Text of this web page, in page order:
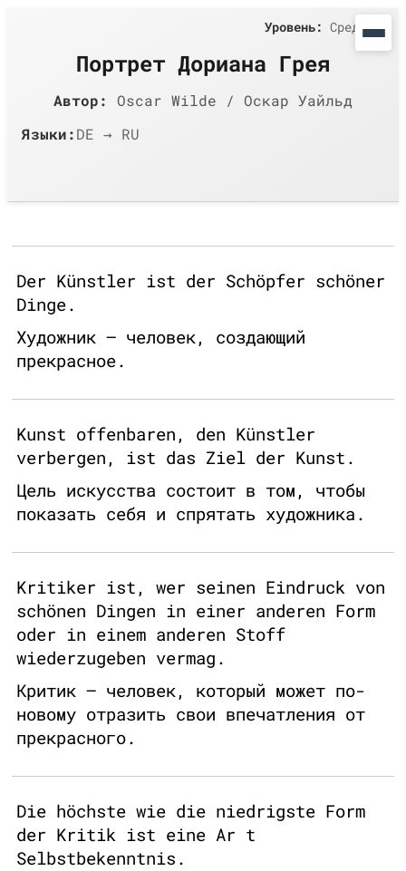
Портрет Дориана Грея
Автор:
Oscar Wilde / Оскар Уайльд
Языки:DE → RU
Уровень: Средний
Der Künstler ist der Schöpfer schöner
Dinge.
Художник – человек, создающий
прекрасное.
Kunst offenbaren, den Künstler
verbergen, ist das Ziel der Kunst.
Цель искусства состоит в том, чтобы
показать себя и спрятать художника.
Kritiker ist, wer seinen Eindruck von
schönen Dingen in einer anderen Form
oder in einem anderen Stoff
wiederzugeben vermag.
Критик – человек, который может по-
новому отразить свои впечатления от
прекрасного.
Die höchste wie die niedrigste Form
der Kritik ist eine Ar t
Selbstbekenntnis.